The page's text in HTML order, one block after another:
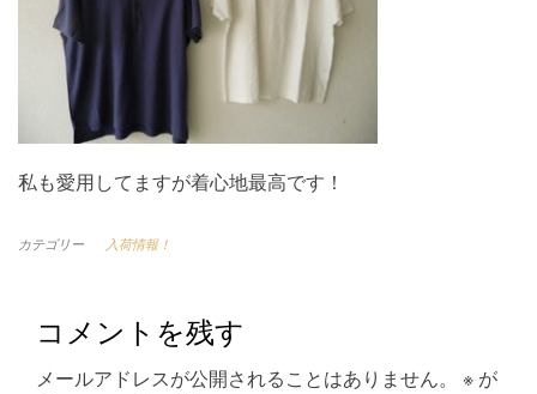
私も愛用してますが着心地最高です！
カテゴリー 入荷情報！
コメントを残す
メールアドレスが公開されることはありません。 ※ が